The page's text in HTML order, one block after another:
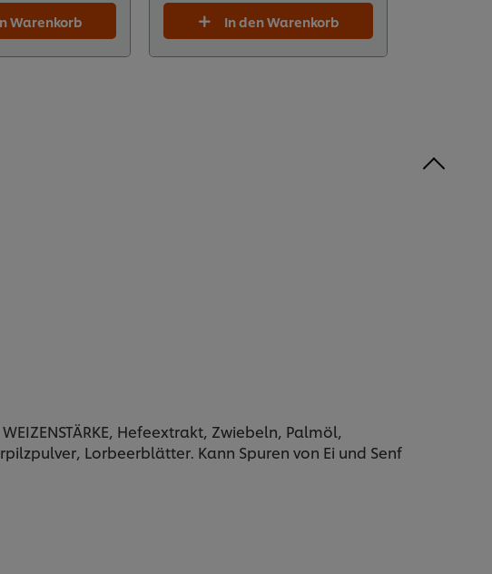
Warenkorb In den Warenkorb
Hefeextrakt, Zwiebeln, Palmöl,
Lorbeerblätter. Kann Spuren von Ei und Senf